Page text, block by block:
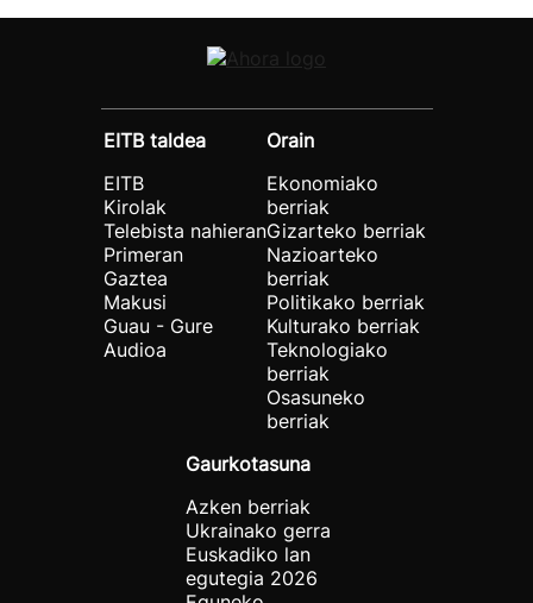
EITB taldea
EITB
Kirolak
Telebista nahieran
Primeran
Gaztea
Makusi
Guau - Gure
Audioa
Orain
Ekonomiako
berriak
Gizarteko berriak
Nazioarteko
berriak
Politikako berriak
Kulturako berriak
Teknologiako
berriak
Osasuneko
berriak
Gaurkotasuna
Azken berriak
Ukrainako gerra
Euskadiko lan
egutegia 2026